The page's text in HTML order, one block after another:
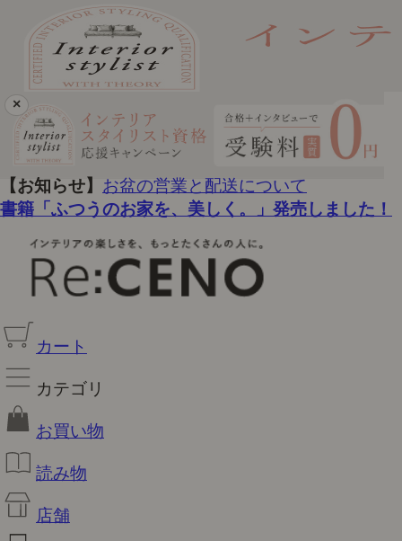
×
【お知らせ】 お盆の営業と配送について
書籍「ふつうのお家を、美しく。」発売しました！
カート
カテゴリ
お買い物
読み物
店舗